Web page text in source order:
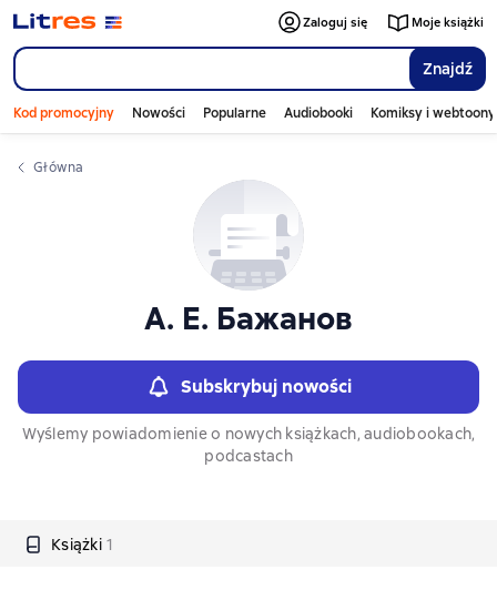
Znajdź
Zaloguj się Moje książki
Kod promocyjny Nowości Popularne Audiobooki Komiksy i webtoony
Główna
А. Е. Бажанов
Subskrybuj nowości
Wyślemy powiadomienie o nowych książkach, audiobookach,
podcastach
Książki 1
Слайдер с книгами